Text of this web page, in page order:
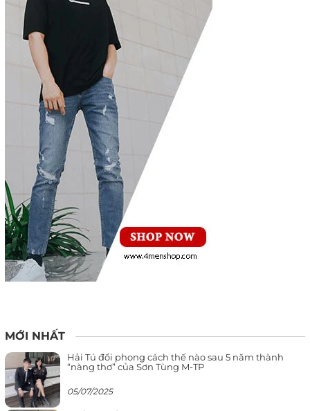
MỚI NHẤT
Hải Tú đổi phong cách thế nào sau 5 năm thành
“nàng thơ” của Sơn Tùng M-TP
05/07/2025